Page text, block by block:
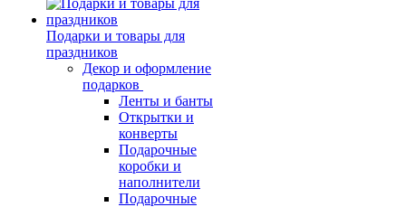
Подарки и товары для
праздников
Декор и оформление
подарков
Ленты и банты
Открытки и
конверты
Подарочные
коробки и
наполнители
Подарочные